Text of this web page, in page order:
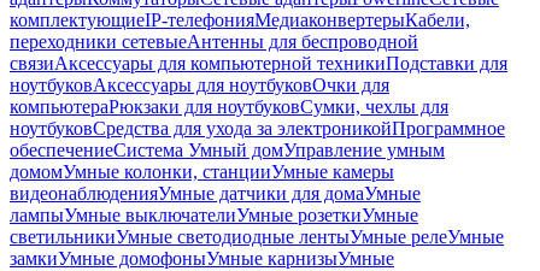
комплектующиеIP-телефонияМедиаконвертерыКабели,
переходники сетевыеАнтенны для беспроводной
связиАксессуары для компьютерной техникиПодставки для
ноутбуковАксессуары для ноутбуковОчки для
компьютераРюкзаки для ноутбуковСумки, чехлы для
ноутбуковСредства для ухода за электроникойПрограммное
обеспечениеСистема Умный домУправление умным
домомУмные колонки, станцииУмные камеры
видеонаблюденияУмные датчики для домаУмные
лампыУмные выключателиУмные розеткиУмные
светильникиУмные светодиодные лентыУмные релеУмные
замкиУмные домофоныУмные карнизыУмные